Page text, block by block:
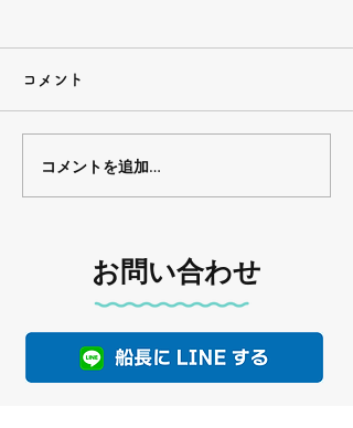
コメント
コメントを追加…
お問い合わせ